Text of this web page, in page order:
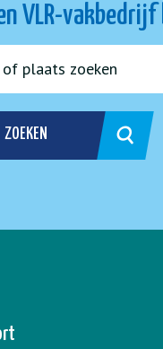
VLR-
ZOEKEN